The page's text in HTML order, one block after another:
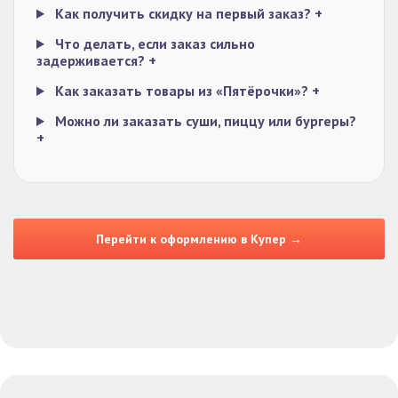
Как получить скидку на первый заказ? +
Что делать, если заказ сильно
задерживается? +
Как заказать товары из «Пятёрочки»? +
Можно ли заказать суши, пиццу или бургеры?
+
Перейти к оформлению в Купер →